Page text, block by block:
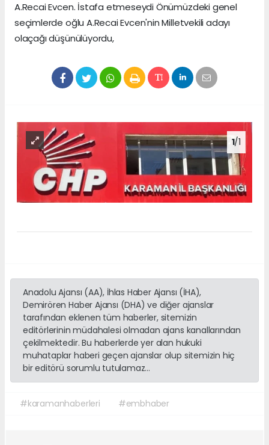
A.Recai Evcen. İstafa etmeseydi Önümüzdeki genel
seçimlerde oğlu A.Recai Evcen'nin Milletvekili adayı
olaçağı düşünülüyordu,
1/1
Anadolu Ajansı (AA), İhlas Haber Ajansı (İHA),
Demirören Haber Ajansı (DHA) ve diğer ajanslar
tarafından eklenen tüm haberler, sitemizin
editörlerinin müdahalesi olmadan ajans kanallarından
çekilmektedir. Bu haberlerde yer alan hukuki
muhataplar haberi geçen ajanslar olup sitemizin hiç
bir editörü sorumlu tutulamaz...
#karamanhaberleri #embhaber